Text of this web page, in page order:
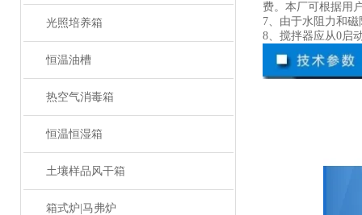
光照培养箱
恒温油槽
热空气消毒箱
恒温恒湿箱
土壤样品风干箱
箱式炉|马弗炉
费。本厂可根据用
7、由于水阻力和
8、搅拌器应从0启